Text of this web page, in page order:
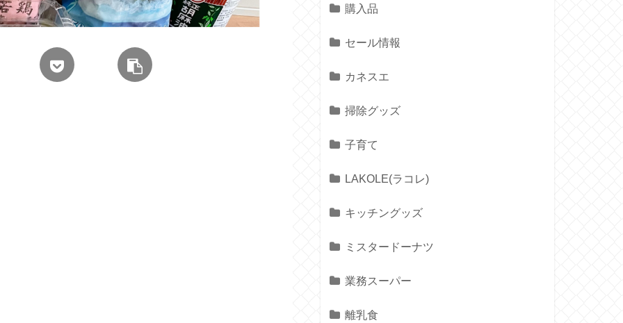
購入品
セール情報
カネスエ
掃除グッズ
子育て
LAKOLE(ラコレ)
キッチングッズ
ミスタードーナツ
業務スーパー
離乳食